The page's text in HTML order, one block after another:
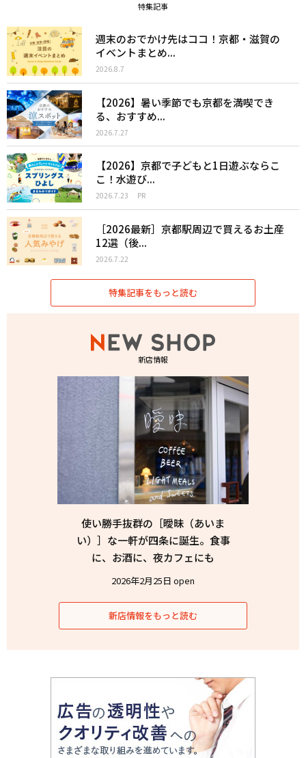
特集記事
週末のおでかけ先はココ！京都・滋賀の
イベントまとめ...
2026.8.7
【2026】暑い季節でも京都を満喫でき
る、おすすめ...
2026.7.27
【2026】京都で子どもと1日遊ぶならこ
こ！水遊び...
2026.7.23 PR
［2026最新］京都駅周辺で買えるお土産
12選（後...
2026.7.22
特集記事をもっと読む
新店情報
使い勝手抜群の［曖昧（あいま
い）］な一軒が四条に誕生。食事
に、お酒に、夜カフェにも
2026年2月25日 open
新店情報をもっと読む